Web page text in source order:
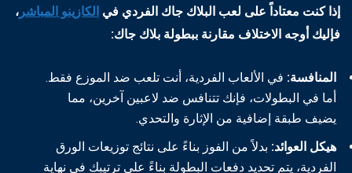
إذا كنت معتاداً على لعب البلاك جاك الفردي في الكازينو المباشر ،
فإليك أوجه الاختلاف مقارنة ببطولة بلاك جاك:
المنافسة: في الألعاب الفردية، أنت تلعب ضد الموزع فقط.
أما في البطولات، فإنك تتنافس ضد لاعبين آخرين، مما
يضيف طبقة إضافية من الإثارة والتحدي.
هيكل العوائد: بدلاً من الفوز بناءً على نتائج توزيعات الورق
الفردية، يتم تحديد دفعات البطولة بناءً على ترتيبك في نهاية